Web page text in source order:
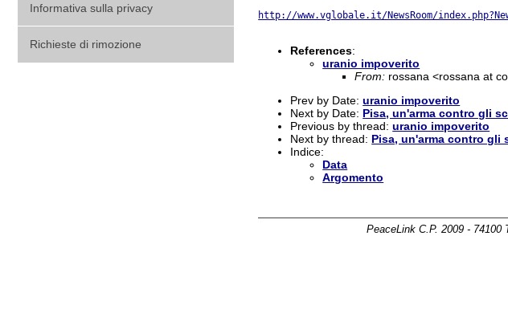
Informativa sulla privacy
Richieste di rimozione
http://www.vglobale.it/NewsRoom/
References:
uranio impoverito
From: rossana <rossana at
Prev by Date:uranio impoverito
Next by Date: Pisa, un'arma contro gli
Previous by thread:uranio impoverito
Next by thread: Pisa, un'arma contro gli
Indice:
Data
Argomento
PeaceLink C.P. 2009 -